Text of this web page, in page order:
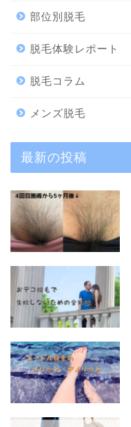
部位別脱毛
脱毛体験レポート
脱毛コラム
メンズ脱毛
最新の投稿